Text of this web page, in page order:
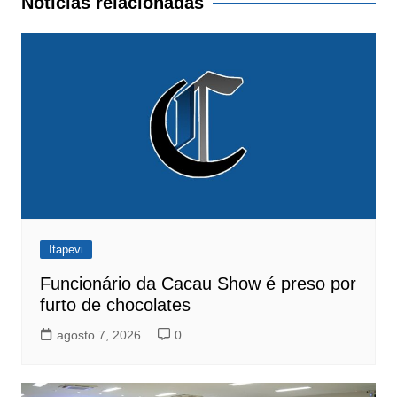
Itapevi
Funcionário da Cacau Show é preso por
furto de chocolates
agosto 7, 2026 0